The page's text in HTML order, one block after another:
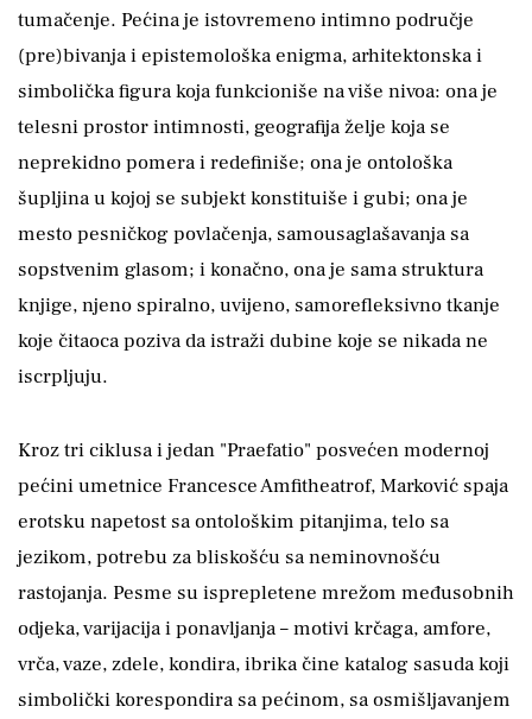
tumačenje. Pećina je istovremeno intimno područje
(pre)bivanja i epistemološka enigma, arhitektonska i
simbolička figura koja funkcioniše na više nivoa: ona je
telesni prostor intimnosti, geografija želje koja se
neprekidno pomera i redefiniše; ona je ontološka
šupljina u kojoj se subjekt konstituiše i gubi; ona je
mesto pesničkog povlačenja, samousaglašavanja sa
sopstvenim glasom; i konačno, ona je sama struktura
knjige, njeno spiralno, uvijeno, samorefleksivno tkanje
koje čitaoca poziva da istraži dubine koje se nikada ne
iscrpljuju.
Kroz tri ciklusa i jedan "Praefatio" posvećen modernoj
pećini umetnice Francesce Amfitheatrof, Marković spaja
erotsku napetost sa ontološkim pitanjima, telo sa
jezikom, potrebu za bliskošću sa neminovnošću
rastojanja. Pesme su isprepletene mrežom međusobnih
odjeka, varijacija i ponavljanja – motivi krčaga, amfore,
vrča, vaze, zdele, kondira, ibrika čine katalog sasuda koji
simbolički korespondira sa pećinom, sa osmišljavanjem